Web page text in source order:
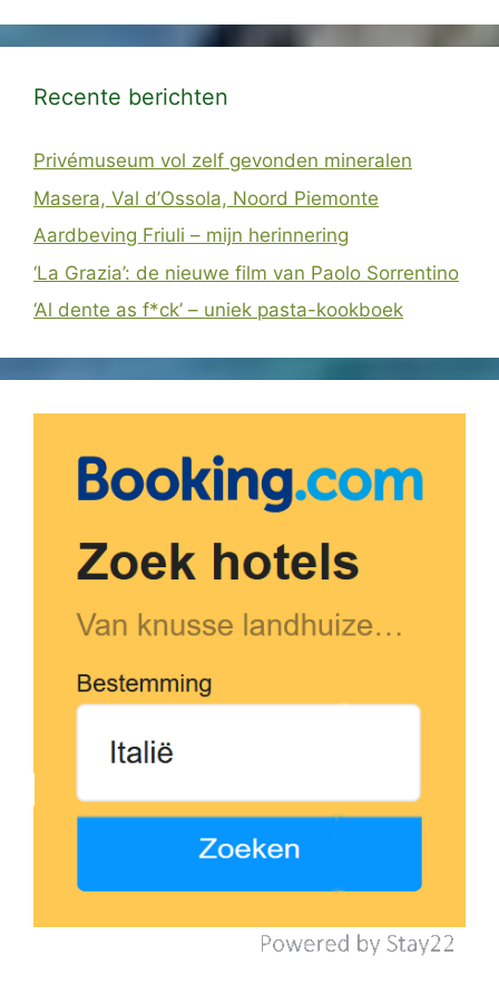
Recente berichten
Privémuseum vol zelf gevonden mineralen
Masera, Val d’Ossola, Noord Piemonte
Aardbeving Friuli – mijn herinnering
‘La Grazia’: de nieuwe film van Paolo Sorrentino
‘Al dente as f*ck’ – uniek pasta-kookboek